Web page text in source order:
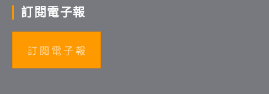
訂閱電子報
訂 閱 電 子 報